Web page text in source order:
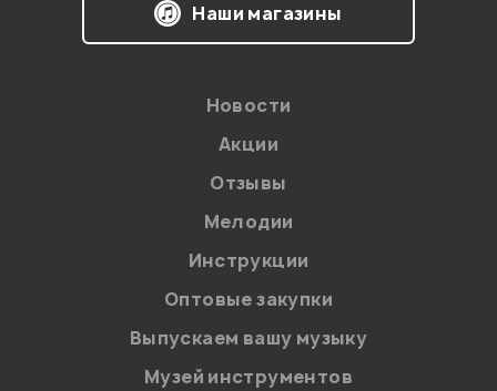
на обработку персональных данных в
Политикой в отношении обработки
персональных данных.
Введите проверочное число:
Наши магазины
Новости
Акции
Отзывы
Мелодии
Инструкции
Оптовые закупки
Выпускаем вашу музыку
Музей инструментов